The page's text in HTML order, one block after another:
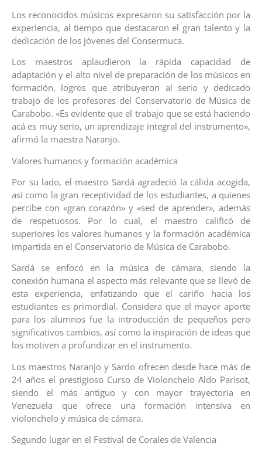
Los reconocidos músicos expresaron su satisfacción por la
experiencia, al tiempo que destacaron el gran talento y la
dedicación de los jóvenes del Consermuca.
Los maestros aplaudieron la rápida capacidad de
adaptación y el alto nivel de preparación de los músicos en
formación, logros que atribuyeron al serio y dedicado
trabajo de los profesores del Conservatorio de Música de
Carabobo. «Es evidente que el trabajo que se está haciendo
acá es muy serio, un aprendizaje integral del instrumento»,
afirmó la maestra Naranjo.
Valores humanos y formación académica
Por su lado, el maestro Sardá agradeció la cálida acogida,
así como la gran receptividad de los estudiantes, a quienes
percibe con «gran corazón» y «sed de aprender», además
de respetuosos. Por lo cual, el maestro calificó de
superiores los valores humanos y la formación académica
impartida en el Conservatorio de Música de Carabobo.
Sardá se enfocó en la música de cámara, siendo la
conexión humana el aspecto más relevante que se llevó de
esta experiencia, enfatizando que el cariño hacia los
estudiantes es primordial. Considera que el mayor aporte
para los alumnos fue la introducción de pequeños pero
significativos cambios, así como la inspiración de ideas que
los motiven a profundizar en el instrumento.
Los maestros Naranjo y Sardo ofrecen desde hace más de
24 años el prestigioso Curso de Violonchelo Aldo Parisot,
siendo el más antiguo y con mayor trayectoria en
Venezuela que ofrece una formación intensiva en
violonchelo y música de cámara.
Segundo lugar en el Festival de Corales de Valencia